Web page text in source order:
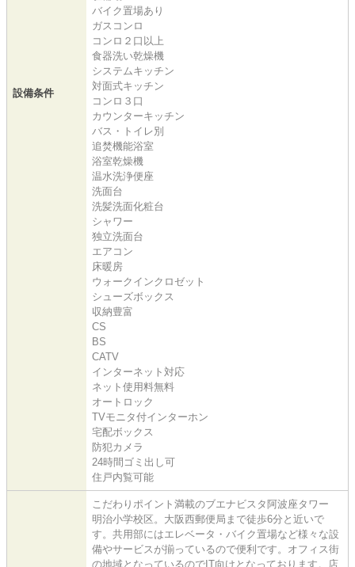
設備条件
バイク置場あり
ガスコンロ
コンロ２口以上
食器洗い乾燥機
システムキッチン
対面式キッチン
コンロ３口
カウンターキッチン
バス・トイレ別
追焚機能浴室
浴室乾燥機
温水洗浄便座
洗面台
洗髪洗面化粧台
シャワー
独立洗面台
エアコン
床暖房
ウォークインクロゼット
シューズボックス
収納豊富
CS
BS
CATV
インターネット対応
ネット使用料無料
オートロック
TVモニタ付インターホン
宅配ボックス
防犯カメラ
24時間ゴミ出し可
住戸内覧可能
こだわりポイント満載のブエナビスタ阿波座タワー
明治小学校区。大阪西郵便局まで徒歩6分と近いで
す。共用部にはエレベータ・バイク置場など様々な設
備やサービスが揃っているので便利です。オフィス街
の地域となっているのでIT向けとなっております。店